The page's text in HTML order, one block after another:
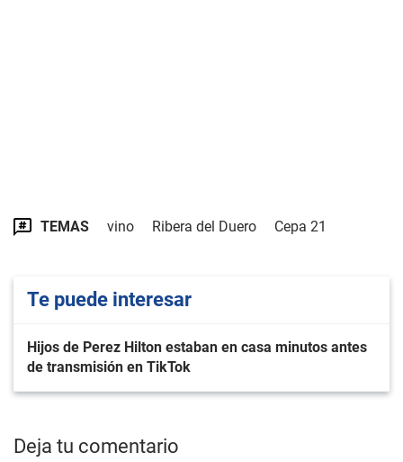
TEMAS vino Ribera del Duero Cepa 21
Te puede interesar
Hijos de Perez Hilton estaban en casa minutos antes
de transmisión en TikTok
Deja tu comentario